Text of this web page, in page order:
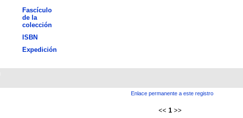
Fascículo
de la
colección
ISBN
Expedición
Enlace permanente a este registro
<< 1 >>